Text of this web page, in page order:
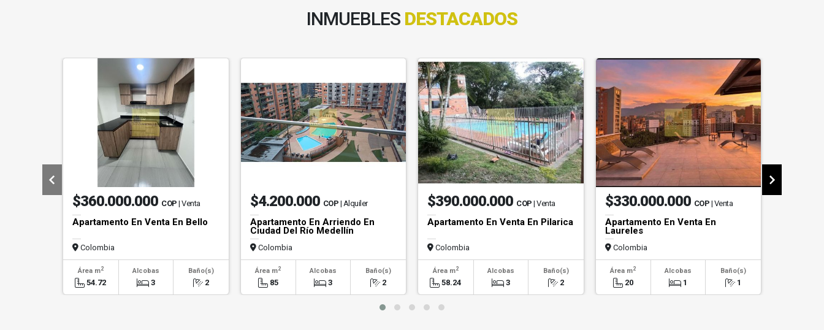
INMUEBLES DESTACADOS
$360.000.000 COP | Venta
Apartamento En Venta En Bello
Colombia
Área m2
54.72
Alcobas
3
Baño(s)
2
$4.200.000 COP | Alquiler
Apartamento En Arriendo En
Ciudad Del Río Medellín
Colombia
Área m2
85
Alcobas
3
Baño(s)
2
$390.000.000 COP | Venta
Apartamento En Venta En Pilarica
Colombia
Área m2
58.24
Alcobas
3
Baño(s)
2
$330.000.000 COP | Venta
Apartamento En Venta En
Laureles
Colombia
Área m2
20
Alcobas
1
Baño(s)
1